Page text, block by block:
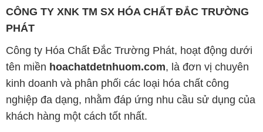
CÔNG TY XNK TM SX HÓA CHẤT ĐẮC TRƯỜNG
PHÁT
Công ty Hóa Chất Đắc Trường Phát, hoạt động dưới
tên miền hoachatdetnhuom.com, là đơn vị chuyên
kinh doanh và phân phối các loại hóa chất công
nghiệp đa dạng, nhằm đáp ứng nhu cầu sử dụng của
khách hàng một cách tốt nhất.